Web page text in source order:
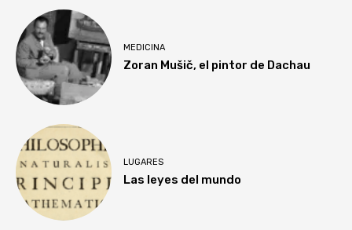
MEDICINA
Zoran Mušič, el pintor de Dachau
LUGARES
Las leyes del mundo